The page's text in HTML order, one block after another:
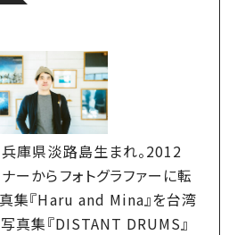
兵庫県淡路島生まれ。2012
ーからフォトグラファーに転
集『Haru and Mina』を台湾
真集『DISTANT DRUMS』